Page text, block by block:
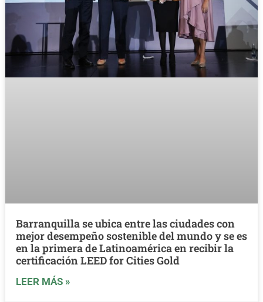
Barranquilla se ubica entre las ciudades con
mejor desempeño sostenible del mundo y se es
en la primera de Latinoamérica en recibir la
certificación LEED for Cities Gold
LEER MÁS »